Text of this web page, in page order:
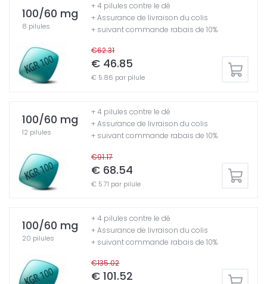
100/60 mg
8 pilules
€62.31
€ 46.85
€ 5.86 par pilule
+ 4 pilules contre le dé
+ Assurance de livraison du colis
+ suivant commande rabais de 10%
100/60 mg
12 pilules
€91.17
€ 68.54
€ 5.71 par pilule
+ 4 pilules contre le dé
+ Assurance de livraison du colis
+ suivant commande rabais de 10%
100/60 mg
20 pilules
€135.02
€ 101.52
+ 4 pilules contre le dé
+ Assurance de livraison du colis
+ suivant commande rabais de 10%